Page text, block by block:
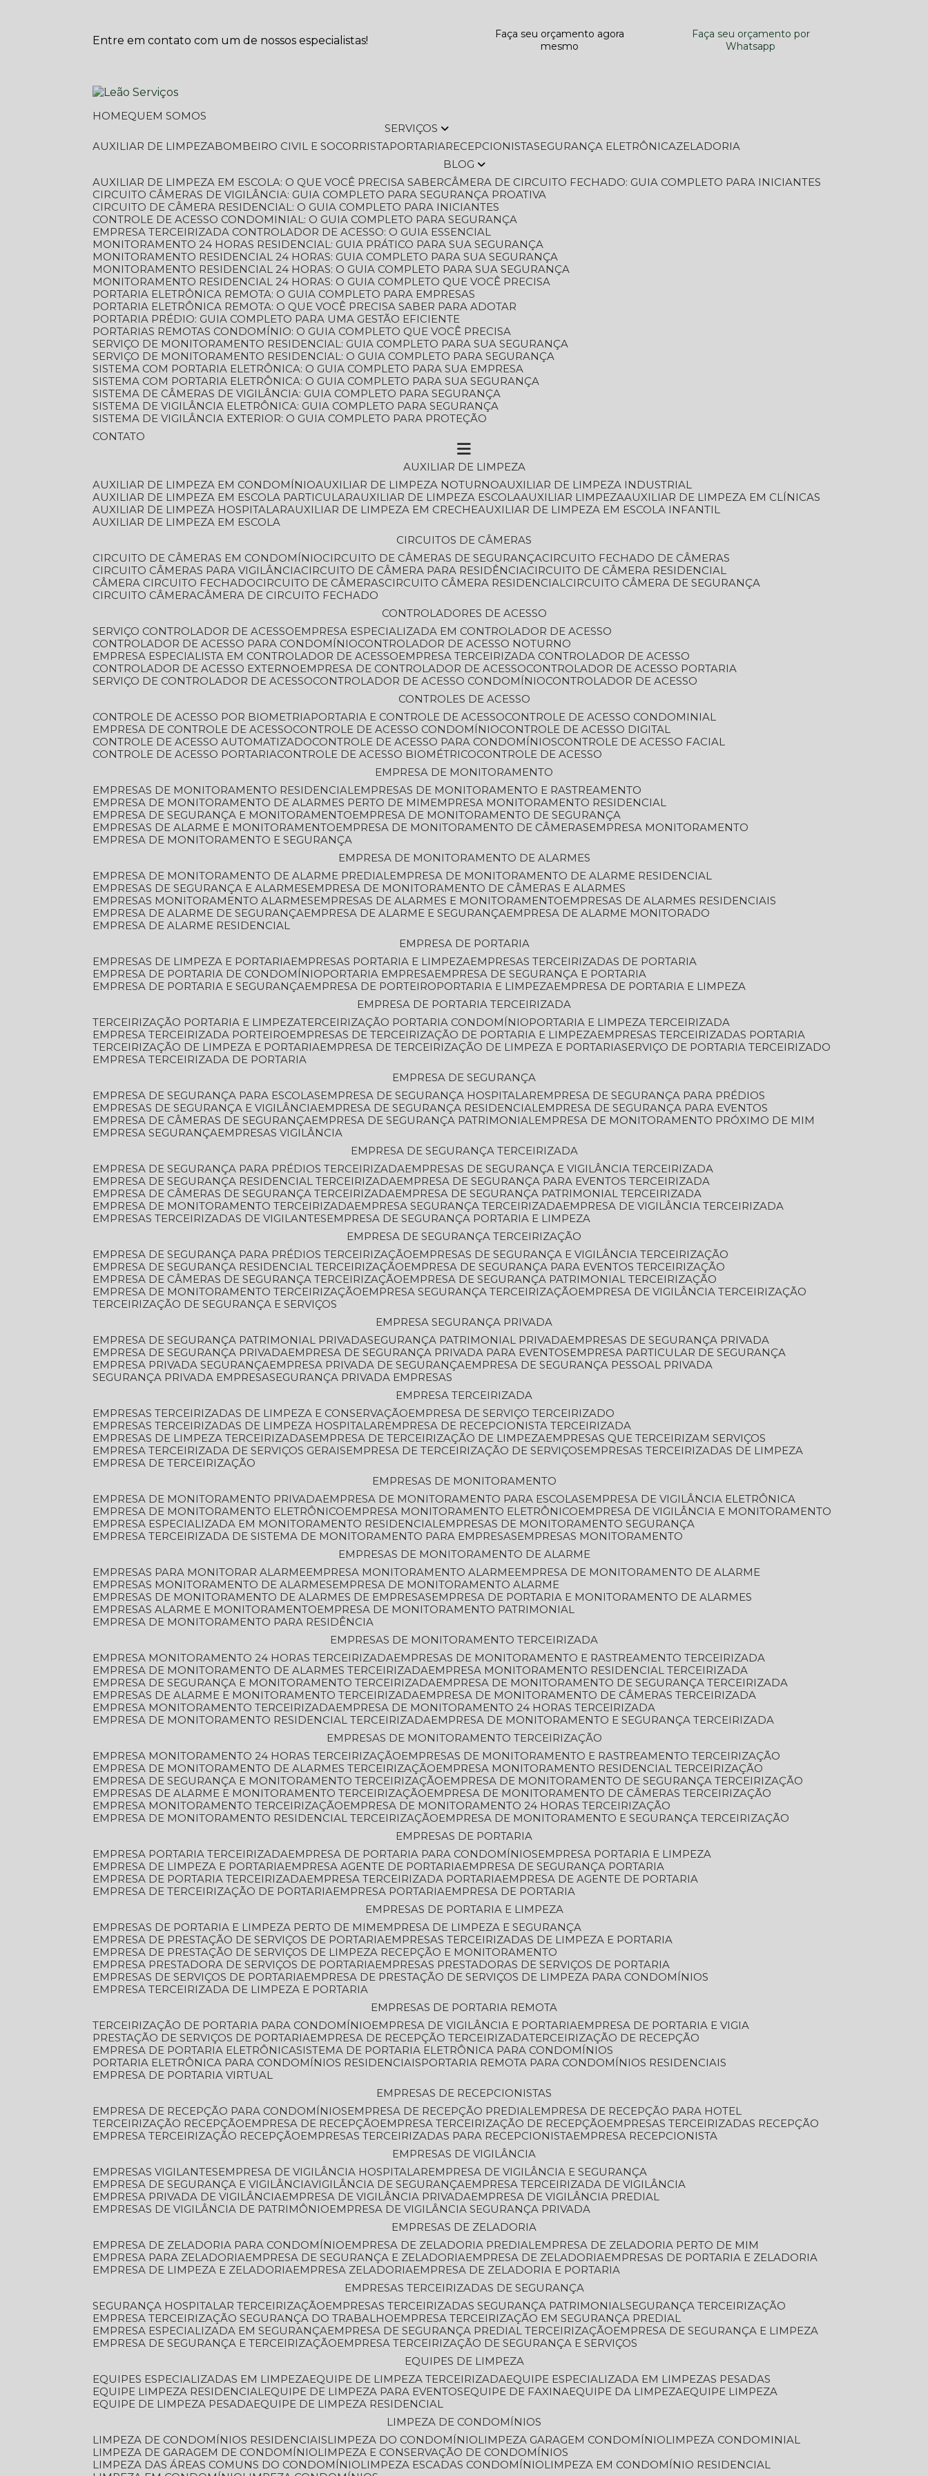
Entre em contato com um de nossos especialistas!
Faça seu orçamento agora
mesmo
Faça seu orçamento por
Whatsapp
HOME
QUEM SOMOS
SERVIÇOS
AUXILIAR DE LIMPEZA
BOMBEIRO CIVIL E SOCORRISTA PORTARIA RECEPCIONISTA SEGURANÇA ELETRÔNICA
ZELADORIA
BLOG
AUXILIAR DE LIMPEZA EM ESCOLA: O QUE VOCÊ PRECISA SABER
CÂMERA DE CIRCUITO FECHADO: GUIA COMPLETO PARA INICIANTES
CIRCUITO CÂMERAS DE VIGILÂNCIA: GUIA COMPLETO PARA SEGURANÇA PROATIVA
CIRCUITO DE CÂMERA RESIDENCIAL: O GUIA COMPLETO PARA INICIANTES
CONTROLE DE ACESSO CONDOMINIAL: O GUIA COMPLETO PARA SEGURANÇA
EMPRESA TERCEIRIZADA CONTROLADOR DE ACESSO: O GUIA ESSENCIAL
MONITORAMENTO 24 HORAS RESIDENCIAL: GUIA PRÁTICO PARA SUA SEGURANÇA
MONITORAMENTO RESIDENCIAL 24 HORAS: GUIA COMPLETO PARA SUA SEGURANÇA
MONITORAMENTO RESIDENCIAL 24 HORAS: O GUIA COMPLETO PARA SUA SEGURANÇA
MONITORAMENTO RESIDENCIAL 24 HORAS: O GUIA COMPLETO QUE VOCÊ PRECISA
PORTARIA ELETRÔNICA REMOTA: O GUIA COMPLETO PARA EMPRESAS
PORTARIA ELETRÔNICA REMOTA: O QUE VOCÊ PRECISA SABER PARA ADOTAR
PORTARIA PRÉDIO: GUIA COMPLETO PARA UMA GESTÃO EFICIENTE
PORTARIAS REMOTAS CONDOMÍNIO: O GUIA COMPLETO QUE VOCÊ PRECISA
SERVIÇO DE MONITORAMENTO RESIDENCIAL: GUIA COMPLETO PARA SUA SEGURANÇA
SERVIÇO DE MONITORAMENTO RESIDENCIAL: O GUIA COMPLETO PARA SEGURANÇA
SISTEMA COM PORTARIA ELETRÔNICA: O GUIA COMPLETO PARA SUA EMPRESA
SISTEMA COM PORTARIA ELETRÔNICA: O GUIA COMPLETO PARA SUA SEGURANÇA
SISTEMA DE CÂMERAS DE VIGILÂNCIA: GUIA COMPLETO PARA SEGURANÇA
SISTEMA DE VIGILÂNCIA ELETRÔNICA: GUIA COMPLETO PARA SEGURANÇA
SISTEMA DE VIGILÂNCIA EXTERIOR: O GUIA COMPLETO PARA PROTEÇÃO
CONTATO
AUXILIAR DE LIMPEZA
AUXILIAR DE LIMPEZA EM CONDOMÍNIO
AUXILIAR DE LIMPEZA NOTURNO
AUXILIAR DE LIMPEZA INDUSTRIAL
AUXILIAR DE LIMPEZA EM ESCOLA PARTICULAR
AUXILIAR DE LIMPEZA ESCOLA AUXILIAR LIMPEZA
AUXILIAR DE LIMPEZA EM CLÍNICAS
AUXILIAR DE LIMPEZA HOSPITALAR
AUXILIAR DE LIMPEZA EM CRECHE
AUXILIAR DE LIMPEZA EM ESCOLA INFANTIL
AUXILIAR DE LIMPEZA EM ESCOLA
CIRCUITOS DE CÂMERAS
CIRCUITO DE CÂMERAS EM CONDOMÍNIO
CIRCUITO DE CÂMERAS DE SEGURANÇA
CIRCUITO FECHADO DE CÂMERAS
CIRCUITO CÂMERAS PARA VIGILÂNCIA
CIRCUITO DE CÂMERA PARA RESIDÊNCIA
CIRCUITO DE CÂMERA RESIDENCIAL
CÂMERA CIRCUITO FECHADO
CIRCUITO DE CÂMERAS CIRCUITO CÂMERA RESIDENCIAL
CIRCUITO CÂMERA DE SEGURANÇA
CIRCUITO CÂMERA
CÂMERA DE CIRCUITO FECHADO
CONTROLADORES DE ACESSO
SERVIÇO CONTROLADOR DE ACESSO
EMPRESA ESPECIALIZADA EM CONTROLADOR DE ACESSO
CONTROLADOR DE ACESSO PARA CONDOMÍNIO
CONTROLADOR DE ACESSO NOTURNO
EMPRESA ESPECIALISTA EM CONTROLADOR DE ACESSO
EMPRESA TERCEIRIZADA CONTROLADOR DE ACESSO
CONTROLADOR DE ACESSO EXTERNO
EMPRESA DE CONTROLADOR DE ACESSO
CONTROLADOR DE ACESSO PORTARIA
SERVIÇO DE CONTROLADOR DE ACESSO
CONTROLADOR DE ACESSO CONDOMÍNIO
CONTROLADOR DE ACESSO
CONTROLES DE ACESSO
CONTROLE DE ACESSO POR BIOMETRIA
PORTARIA E CONTROLE DE ACESSO
CONTROLE DE ACESSO CONDOMINIAL
EMPRESA DE CONTROLE DE ACESSO
CONTROLE DE ACESSO CONDOMÍNIO
CONTROLE DE ACESSO DIGITAL
CONTROLE DE ACESSO AUTOMATIZADO
CONTROLE DE ACESSO PARA CONDOMÍNIOS
CONTROLE DE ACESSO FACIAL
CONTROLE DE ACESSO PORTARIA CONTROLE DE ACESSO BIOMÉTRICO
CONTROLE DE ACESSO
EMPRESA DE MONITORAMENTO
EMPRESAS DE MONITORAMENTO RESIDENCIAL
EMPRESAS DE MONITORAMENTO E RASTREAMENTO
EMPRESA DE MONITORAMENTO DE ALARMES PERTO DE MIM
EMPRESA MONITORAMENTO RESIDENCIAL
EMPRESA DE SEGURANÇA E MONITORAMENTO
EMPRESA DE MONITORAMENTO DE SEGURANÇA
EMPRESAS DE ALARME E MONITORAMENTO
EMPRESA DE MONITORAMENTO DE CÂMERAS
EMPRESA MONITORAMENTO
EMPRESA DE MONITORAMENTO E SEGURANÇA
EMPRESA DE MONITORAMENTO DE ALARMES
EMPRESA DE MONITORAMENTO DE ALARME PREDIAL
EMPRESA DE MONITORAMENTO DE ALARME RESIDENCIAL
EMPRESAS DE SEGURANÇA E ALARMES
EMPRESA DE MONITORAMENTO DE CÂMERAS E ALARMES
EMPRESAS MONITORAMENTO ALARMES
EMPRESAS DE ALARMES E MONITORAMENTO
EMPRESAS DE ALARMES RESIDENCIAIS
EMPRESA DE ALARME DE SEGURANÇA
EMPRESA DE ALARME E SEGURANÇA
EMPRESA DE ALARME MONITORADO
EMPRESA DE ALARME RESIDENCIAL
EMPRESA DE PORTARIA
EMPRESAS DE LIMPEZA E PORTARIA
EMPRESAS PORTARIA E LIMPEZA
EMPRESAS TERCEIRIZADAS DE PORTARIA
EMPRESA DE PORTARIA DE CONDOMÍNIO
PORTARIA EMPRESA
EMPRESA DE SEGURANÇA E PORTARIA
EMPRESA DE PORTARIA E SEGURANÇA
EMPRESA DE PORTEIRO PORTARIA E LIMPEZA
EMPRESA DE PORTARIA E LIMPEZA
EMPRESA DE PORTARIA TERCEIRIZADA
TERCEIRIZAÇÃO PORTARIA E LIMPEZA TERCEIRIZAÇÃO PORTARIA CONDOMÍNIO
PORTARIA E LIMPEZA TERCEIRIZADA
EMPRESA TERCEIRIZADA PORTEIRO
EMPRESAS DE TERCEIRIZAÇÃO DE PORTARIA E LIMPEZA
EMPRESAS TERCEIRIZADAS PORTARIA
TERCEIRIZAÇÃO DE LIMPEZA E PORTARIA
EMPRESA DE TERCEIRIZAÇÃO DE LIMPEZA E PORTARIA SERVIÇO DE PORTARIA TERCEIRIZADO
EMPRESA TERCEIRIZADA DE PORTARIA
EMPRESA DE SEGURANÇA
EMPRESA DE SEGURANÇA PARA ESCOLAS
EMPRESA DE SEGURANÇA HOSPITALAR
EMPRESA DE SEGURANÇA PARA PRÉDIOS
EMPRESAS DE SEGURANÇA E VIGILÂNCIA
EMPRESA DE SEGURANÇA RESIDENCIAL
EMPRESA DE SEGURANÇA PARA EVENTOS
EMPRESA DE CÂMERAS DE SEGURANÇA
EMPRESA DE SEGURANÇA PATRIMONIAL
EMPRESA DE MONITORAMENTO PRÓXIMO DE MIM
EMPRESA SEGURANÇA
EMPRESAS VIGILÂNCIA
EMPRESA DE SEGURANÇA TERCEIRIZADA
EMPRESA DE SEGURANÇA PARA PRÉDIOS TERCEIRIZADA
EMPRESAS DE SEGURANÇA E VIGILÂNCIA TERCEIRIZADA
EMPRESA DE SEGURANÇA RESIDENCIAL TERCEIRIZADA
EMPRESA DE SEGURANÇA PARA EVENTOS TERCEIRIZADA
EMPRESA DE CÂMERAS DE SEGURANÇA TERCEIRIZADA
EMPRESA DE SEGURANÇA PATRIMONIAL TERCEIRIZADA
EMPRESA DE MONITORAMENTO TERCEIRIZADA
EMPRESA SEGURANÇA TERCEIRIZADA
EMPRESA DE VIGILÂNCIA TERCEIRIZADA
EMPRESAS TERCEIRIZADAS DE VIGILANTES
EMPRESA DE SEGURANÇA PORTARIA E LIMPEZA
EMPRESA DE SEGURANÇA TERCEIRIZAÇÃO
EMPRESA DE SEGURANÇA PARA PRÉDIOS TERCEIRIZAÇÃO
EMPRESAS DE SEGURANÇA E VIGILÂNCIA TERCEIRIZAÇÃO
EMPRESA DE SEGURANÇA RESIDENCIAL TERCEIRIZAÇÃO
EMPRESA DE SEGURANÇA PARA EVENTOS TERCEIRIZAÇÃO
EMPRESA DE CÂMERAS DE SEGURANÇA TERCEIRIZAÇÃO
EMPRESA DE SEGURANÇA PATRIMONIAL TERCEIRIZAÇÃO
EMPRESA DE MONITORAMENTO TERCEIRIZAÇÃO
EMPRESA SEGURANÇA TERCEIRIZAÇÃO
EMPRESA DE VIGILÂNCIA TERCEIRIZAÇÃO
TERCEIRIZAÇÃO DE SEGURANÇA E SERVIÇOS
EMPRESA SEGURANÇA PRIVADA
EMPRESA DE SEGURANÇA PATRIMONIAL PRIVADA SEGURANÇA PATRIMONIAL PRIVADA
EMPRESAS DE SEGURANÇA PRIVADA
EMPRESA DE SEGURANÇA PRIVADA
EMPRESA DE SEGURANÇA PRIVADA PARA EVENTOS
EMPRESA PARTICULAR DE SEGURANÇA
EMPRESA PRIVADA SEGURANÇA
EMPRESA PRIVADA DE SEGURANÇA
EMPRESA DE SEGURANÇA PESSOAL PRIVADA
SEGURANÇA PRIVADA EMPRESA SEGURANÇA PRIVADA EMPRESAS
EMPRESA TERCEIRIZADA
EMPRESAS TERCEIRIZADAS DE LIMPEZA E CONSERVAÇÃO
EMPRESA DE SERVIÇO TERCEIRIZADO
EMPRESAS TERCEIRIZADAS DE LIMPEZA HOSPITALAR
EMPRESA DE RECEPCIONISTA TERCEIRIZADA
EMPRESAS DE LIMPEZA TERCEIRIZADAS
EMPRESA DE TERCEIRIZAÇÃO DE LIMPEZA
EMPRESAS QUE TERCEIRIZAM SERVIÇOS
EMPRESA TERCEIRIZADA DE SERVIÇOS GERAIS
EMPRESA DE TERCEIRIZAÇÃO DE SERVIÇOS
EMPRESAS TERCEIRIZADAS DE LIMPEZA
EMPRESA DE TERCEIRIZAÇÃO
EMPRESAS DE MONITORAMENTO
EMPRESA DE MONITORAMENTO PRIVADA
EMPRESA DE MONITORAMENTO PARA ESCOLAS
EMPRESA DE VIGILÂNCIA ELETRÔNICA
EMPRESA DE MONITORAMENTO ELETRÔNICO
EMPRESA MONITORAMENTO ELETRÔNICO
EMPRESA DE VIGILÂNCIA E MONITORAMENTO
EMPRESA ESPECIALIZADA EM MONITORAMENTO RESIDENCIAL
EMPRESAS DE MONITORAMENTO SEGURANÇA
EMPRESA TERCEIRIZADA DE SISTEMA DE MONITORAMENTO PARA EMPRESAS
EMPRESAS MONITORAMENTO
EMPRESAS DE MONITORAMENTO DE ALARME
EMPRESAS PARA MONITORAR ALARME
EMPRESA MONITORAMENTO ALARME
EMPRESA DE MONITORAMENTO DE ALARME
EMPRESAS MONITORAMENTO DE ALARMES
EMPRESA DE MONITORAMENTO ALARME
EMPRESAS DE MONITORAMENTO DE ALARMES DE EMPRESAS
EMPRESA DE PORTARIA E MONITORAMENTO DE ALARMES
EMPRESAS ALARME E MONITORAMENTO
EMPRESA DE MONITORAMENTO PATRIMONIAL
EMPRESA DE MONITORAMENTO PARA RESIDÊNCIA
EMPRESAS DE MONITORAMENTO TERCEIRIZADA
EMPRESA MONITORAMENTO 24 HORAS TERCEIRIZADA
EMPRESAS DE MONITORAMENTO E RASTREAMENTO TERCEIRIZADA
EMPRESA DE MONITORAMENTO DE ALARMES TERCEIRIZADA
EMPRESA MONITORAMENTO RESIDENCIAL TERCEIRIZADA
EMPRESA DE SEGURANÇA E MONITORAMENTO TERCEIRIZADA
EMPRESA DE MONITORAMENTO DE SEGURANÇA TERCEIRIZADA
EMPRESAS DE ALARME E MONITORAMENTO TERCEIRIZADA
EMPRESA DE MONITORAMENTO DE CÂMERAS TERCEIRIZADA
EMPRESA MONITORAMENTO TERCEIRIZADA
EMPRESA DE MONITORAMENTO 24 HORAS TERCEIRIZADA
EMPRESA DE MONITORAMENTO RESIDENCIAL TERCEIRIZADA
EMPRESA DE MONITORAMENTO E SEGURANÇA TERCEIRIZADA
EMPRESAS DE MONITORAMENTO TERCEIRIZAÇÃO
EMPRESA MONITORAMENTO 24 HORAS TERCEIRIZAÇÃO
EMPRESAS DE MONITORAMENTO E RASTREAMENTO TERCEIRIZAÇÃO
EMPRESA DE MONITORAMENTO DE ALARMES TERCEIRIZAÇÃO
EMPRESA MONITORAMENTO RESIDENCIAL TERCEIRIZAÇÃO
EMPRESA DE SEGURANÇA E MONITORAMENTO TERCEIRIZAÇÃO
EMPRESA DE MONITORAMENTO DE SEGURANÇA TERCEIRIZAÇÃO
EMPRESAS DE ALARME E MONITORAMENTO TERCEIRIZAÇÃO
EMPRESA DE MONITORAMENTO DE CÂMERAS TERCEIRIZAÇÃO
EMPRESA MONITORAMENTO TERCEIRIZAÇÃO
EMPRESA DE MONITORAMENTO 24 HORAS TERCEIRIZAÇÃO
EMPRESA DE MONITORAMENTO RESIDENCIAL TERCEIRIZAÇÃO
EMPRESA DE MONITORAMENTO E SEGURANÇA TERCEIRIZAÇÃO
EMPRESAS DE PORTARIA
EMPRESA PORTARIA TERCEIRIZADA
EMPRESA DE PORTARIA PARA CONDOMÍNIOS
EMPRESA PORTARIA E LIMPEZA
EMPRESA DE LIMPEZA E PORTARIA
EMPRESA AGENTE DE PORTARIA
EMPRESA DE SEGURANÇA PORTARIA
EMPRESA DE PORTARIA TERCEIRIZADA
EMPRESA TERCEIRIZADA PORTARIA
EMPRESA DE AGENTE DE PORTARIA
EMPRESA DE TERCEIRIZAÇÃO DE PORTARIA
EMPRESA PORTARIA
EMPRESA DE PORTARIA
EMPRESAS DE PORTARIA E LIMPEZA
EMPRESAS DE PORTARIA E LIMPEZA PERTO DE MIM
EMPRESA DE LIMPEZA E SEGURANÇA
EMPRESA DE PRESTAÇÃO DE SERVIÇOS DE PORTARIA
EMPRESAS TERCEIRIZADAS DE LIMPEZA E PORTARIA
EMPRESA DE PRESTAÇÃO DE SERVIÇOS DE LIMPEZA RECEPÇÃO E MONITORAMENTO
EMPRESA PRESTADORA DE SERVIÇOS DE PORTARIA
EMPRESAS PRESTADORAS DE SERVIÇOS DE PORTARIA
EMPRESAS DE SERVIÇOS DE PORTARIA
EMPRESA DE PRESTAÇÃO DE SERVIÇOS DE LIMPEZA PARA CONDOMÍNIOS
EMPRESA TERCEIRIZADA DE LIMPEZA E PORTARIA
EMPRESAS DE PORTARIA REMOTA
TERCEIRIZAÇÃO DE PORTARIA PARA CONDOMÍNIO
EMPRESA DE VIGILÂNCIA E PORTARIA
EMPRESA DE PORTARIA E VIGIA
PRESTAÇÃO DE SERVIÇOS DE PORTARIA
EMPRESA DE RECEPÇÃO TERCEIRIZADA TERCEIRIZAÇÃO DE RECEPÇÃO
EMPRESA DE PORTARIA ELETRÔNICA SISTEMA DE PORTARIA ELETRÔNICA PARA CONDOMÍNIOS
PORTARIA ELETRÔNICA PARA CONDOMÍNIOS RESIDENCIAIS
PORTARIA REMOTA PARA CONDOMÍNIOS RESIDENCIAIS
EMPRESA DE PORTARIA VIRTUAL
EMPRESAS DE RECEPCIONISTAS
EMPRESA DE RECEPÇÃO PARA CONDOMÍNIOS
EMPRESA DE RECEPÇÃO PREDIAL
EMPRESA DE RECEPÇÃO PARA HOTEL
TERCEIRIZAÇÃO RECEPÇÃO
EMPRESA DE RECEPÇÃO EMPRESA TERCEIRIZAÇÃO DE RECEPÇÃO
EMPRESAS TERCEIRIZADAS RECEPÇÃO
EMPRESA TERCEIRIZAÇÃO RECEPÇÃO
EMPRESAS TERCEIRIZADAS PARA RECEPCIONISTA
EMPRESA RECEPCIONISTA
EMPRESAS DE VIGILÂNCIA
EMPRESAS VIGILANTES
EMPRESA DE VIGILÂNCIA HOSPITALAR
EMPRESA DE VIGILÂNCIA E SEGURANÇA
EMPRESA DE SEGURANÇA E VIGILÂNCIA VIGILÂNCIA DE SEGURANÇA
EMPRESA TERCEIRIZADA DE VIGILÂNCIA
EMPRESA PRIVADA DE VIGILÂNCIA
EMPRESA DE VIGILÂNCIA PRIVADA
EMPRESA DE VIGILÂNCIA PREDIAL
EMPRESAS DE VIGILÂNCIA DE PATRIMÔNIO
EMPRESA DE VIGILÂNCIA SEGURANÇA PRIVADA
EMPRESAS DE ZELADORIA
EMPRESA DE ZELADORIA PARA CONDOMÍNIO
EMPRESA DE ZELADORIA PREDIAL
EMPRESA DE ZELADORIA PERTO DE MIM
EMPRESA PARA ZELADORIA
EMPRESA DE SEGURANÇA E ZELADORIA EMPRESA DE ZELADORIA
EMPRESAS DE PORTARIA E ZELADORIA
EMPRESA DE LIMPEZA E ZELADORIA
EMPRESA ZELADORIA
EMPRESA DE ZELADORIA E PORTARIA
EMPRESAS TERCEIRIZADAS DE SEGURANÇA
SEGURANÇA HOSPITALAR TERCEIRIZAÇÃO
EMPRESAS TERCEIRIZADAS SEGURANÇA PATRIMONIAL SEGURANÇA TERCEIRIZAÇÃO
EMPRESA TERCEIRIZAÇÃO SEGURANÇA DO TRABALHO
EMPRESA TERCEIRIZAÇÃO EM SEGURANÇA PREDIAL
EMPRESA ESPECIALIZADA EM SEGURANÇA
EMPRESA DE SEGURANÇA PREDIAL TERCEIRIZAÇÃO
EMPRESA DE SEGURANÇA E LIMPEZA
EMPRESA DE SEGURANÇA E TERCEIRIZAÇÃO
EMPRESA TERCEIRIZAÇÃO DE SEGURANÇA E SERVIÇOS
EQUIPES DE LIMPEZA
EQUIPES ESPECIALIZADAS EM LIMPEZA EQUIPE DE LIMPEZA TERCEIRIZADA EQUIPE ESPECIALIZADA EM LIMPEZAS PESADAS
EQUIPE LIMPEZA RESIDENCIAL EQUIPE DE LIMPEZA PARA EVENTOS EQUIPE DE FAXINA EQUIPE DA LIMPEZA EQUIPE LIMPEZA
EQUIPE DE LIMPEZA PESADA EQUIPE DE LIMPEZA RESIDENCIAL
LIMPEZA DE CONDOMÍNIOS
LIMPEZA DE CONDOMÍNIOS RESIDENCIAIS
LIMPEZA DO CONDOMÍNIO LIMPEZA GARAGEM CONDOMÍNIO
LIMPEZA CONDOMINIAL
LIMPEZA DE GARAGEM DE CONDOMÍNIO
LIMPEZA E CONSERVAÇÃO DE CONDOMÍNIOS
LIMPEZA DAS ÁREAS COMUNS DO CONDOMÍNIO
LIMPEZA ESCADAS CONDOMÍNIO
LIMPEZA EM CONDOMÍNIO RESIDENCIAL